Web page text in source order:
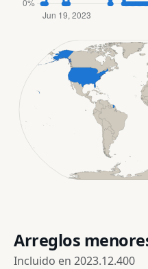
Arreglos
Incluido en 2023.12.400